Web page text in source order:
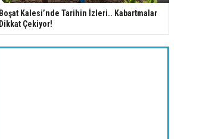
Boşat Kalesi’nde Tarihin İzleri.. Kabartmalar
Dikkat Çekiyor!